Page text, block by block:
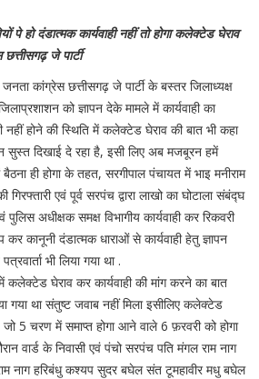
पे हो दंडात्मक कार्यवाही नहीं तो होगा कलेक्टेड घेराव
जे पार्टी
कांग्रेस छत्तीसगढ़ जे पार्टी के बस्तर जिलाध्यक्ष
को ज्ञापन देके मामले में कार्यवाही का
नहीं होने की स्थिति में कलेक्टेड घेराव की बात भी कहा
सुस्त दिखाई दे रहा है, इसी लिए अब मजबूरन हमें
ही होगा के तहत, सरगीपाल पंचायत में भाइ मनीराम
गिरफ्तारी एवं पूर्व सरपंच द्वारा लाखो का घोटाला संबंद्घ
अधीक्षक समक्ष विभागीय कार्यवाही कर रिकवरी
कानूनी दंडात्मक धाराओं से कार्यवाही हेतु ज्ञापन
भी लिया गया था .
कलेक्टेड घेराव कर कार्यवाही की मांग करने का बात
था संतुष्ट जवाब नहीं मिला इसीलिए कलेक्टेड
5 चरण में समाप्त होगा आने वाले 6 फ़रवरी को होगा
वार्ड के निवासी एवं पंचो सरपंच पति मंगल राम नाग
नाग हरिबंधु कश्यप सुदर बघेल संत टूमहावीर मधु बघेल